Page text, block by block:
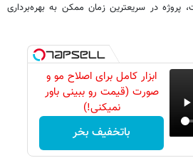
پروژه در سریعترین زمان ممکن به بهره‌برداری
ابزار کامل برای اصلاح مو و
صورت (قیمت رو ببینی باور
نمیکنی!)
باتخفیف بخر